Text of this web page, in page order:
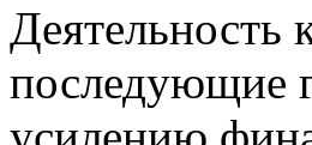
Деятельность
последующие